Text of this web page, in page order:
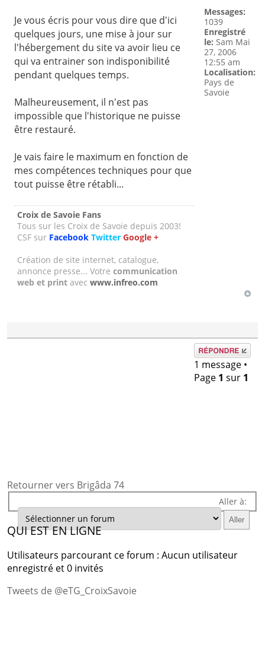
Je vous écris pour vous dire que d'ici
quelques jours, une mise à jour sur
l'hébergement du site va avoir lieu ce
qui va entrainer son indisponibilité
pendant quelques temps.
Malheureusement, il n'est pas
impossible que l'historique ne puisse
être restauré.
Je vais faire le maximum en fonction de
mes compétences techniques pour que
tout puisse être rétabli...
Croix de Savoie Fans
Tous sur les Croix de Savoie depuis 2003!
CSF sur Facebook Twitter Google +
Création de site internet, catalogue,
annonce presse... Votrecommunication
web et print avecwww.infreo.com
Messages:
1039
Enregistré
le: Sam Mai
27, 2006
12:55 am
Localisation:
Pays de
Savoie
Répondre
1 message •
Page 1 sur 1
Retourner vers Brigâda 74
Aller à:
QUI EST EN LIGNE
Utilisateurs parcourant ce forum : Aucun utilisateur
enregistré et 0 invités
Tweets de @eTG_CroixSavoie